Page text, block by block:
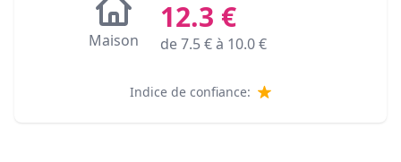
Maison
12.3 €
de7.5€ à 10.0€
Indice de confiance: